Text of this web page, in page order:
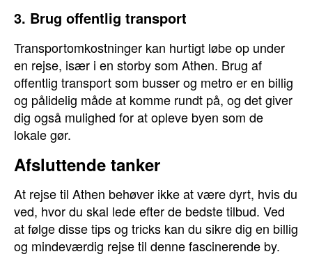
3. Brug offentlig transport
Transportomkostninger kan hurtigt løbe op under
en rejse, især i en storby som Athen. Brug af
offentlig transport som busser og metro er en billig
og pålidelig måde at komme rundt på, og det giver
dig også mulighed for at opleve byen som de
lokale gør.
Afsluttende tanker
At rejse til Athen behøver ikke at være dyrt, hvis du
ved, hvor du skal lede efter de bedste tilbud. Ved
at følge disse tips og tricks kan du sikre dig en billig
og mindeværdig rejse til denne fascinerende by.